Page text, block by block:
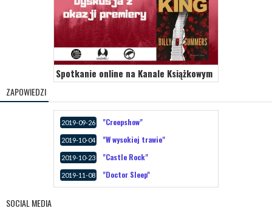
Spotkanie online na Kanale Książkowym
ZAPOWIEDZI
2019-09-26 "Creepshow"
2019-10-04 "W wysokiej trawie"
2019-10-23 "Castle Rock"
2019-11-08 "Doctor Sleep"
SOCIAL MEDIA